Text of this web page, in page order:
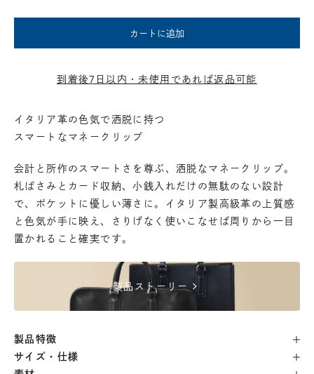
カートに追加
到着後7日以内・未使用であれば返品可能
イタリア革の色気で洒脱に持つ
スマートなマネークリップ
会計と所作のスマートさを尊ぶ、洒脱なマネークリップ。
札ばさみとカード収納、小銭入れだけの無駄のない設計
で、ポケットに優しい薄さに。イタリア製高級革の上質感
と色気が手に映え、さりげなく使いこなせば周りから一目
置かれること確実です。
製品ストーリーchevron_right
製品特徴
サイズ・仕様